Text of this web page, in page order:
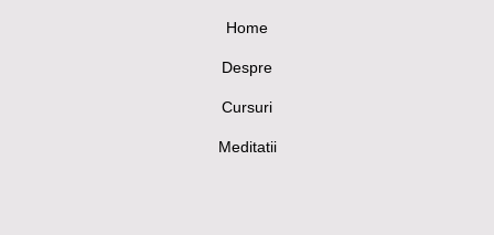
Home
Despre
Cursuri
Meditatii